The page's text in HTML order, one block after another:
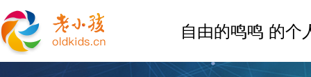
自由的鸣鸣 的个